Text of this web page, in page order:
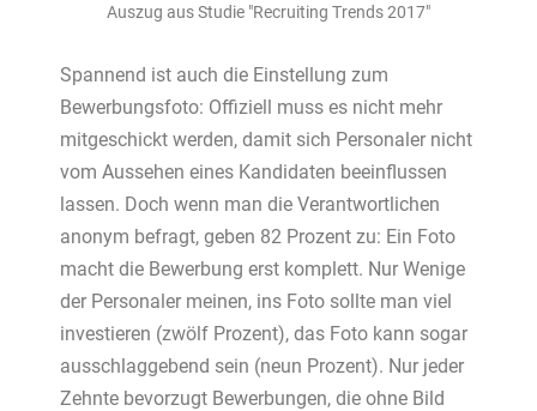
Auszug aus Studie "Recruiting Trends 2017"
Spannend ist auch die Einstellung zum
Bewerbungsfoto: Offiziell muss es nicht mehr
mitgeschickt werden, damit sich Personaler nicht
vom Aussehen eines Kandidaten beeinflussen
lassen. Doch wenn man die Verantwortlichen
anonym befragt, geben 82 Prozent zu: Ein Foto
macht die Bewerbung erst komplett. Nur Wenige
der Personaler meinen, ins Foto sollte man viel
investieren (zwölf Prozent), das Foto kann sogar
ausschlaggebend sein (neun Prozent). Nur jeder
Zehnte bevorzugt Bewerbungen, die ohne Bild